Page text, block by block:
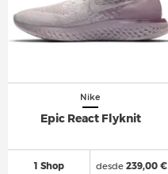
Nike
Epic React Flyknit
1 Shop desde 239,00 €